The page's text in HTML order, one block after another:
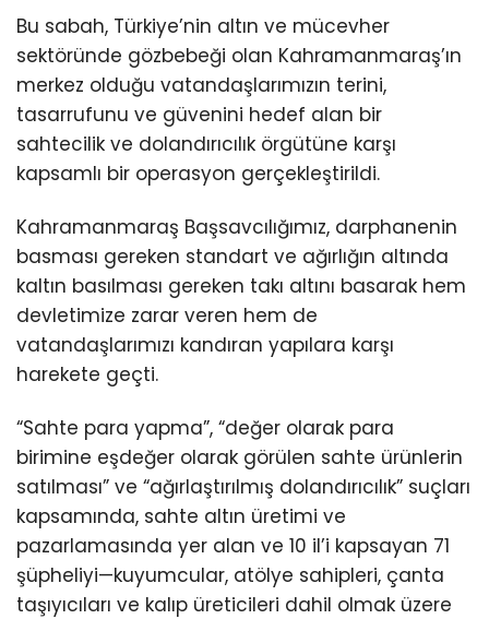
Bu sabah, Türkiye’nin altın ve mücevher
sektöründe gözbebeği olan Kahramanmaraş’ın
merkez olduğu vatandaşlarımızın terini,
tasarrufunu ve güvenini hedef alan bir
sahtecilik ve dolandırıcılık örgütüne karşı
kapsamlı bir operasyon gerçekleştirildi.
Kahramanmaraş Başsavcılığımız, darphanenin
basması gereken standart ve ağırlığın altında
kaltın basılması gereken takı altını basarak hem
devletimize zarar veren hem de
vatandaşlarımızı kandıran yapılara karşı
harekete geçti.
“Sahte para yapma”, “değer olarak para
birimine eşdeğer olarak görülen sahte ürünlerin
satılması” ve “ağırlaştırılmış dolandırıcılık” suçları
kapsamında, sahte altın üretimi ve
pazarlamasında yer alan ve 10 il’i kapsayan 71
şüpheliyi—kuyumcular, atölye sahipleri, çanta
taşıyıcıları ve kalıp üreticileri dahil olmak üzere